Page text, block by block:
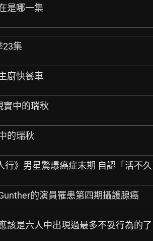
是哪一集
23集
廚快餐車
實中的瑞秋
的瑞秋
行》男星驚爆癌症末期 自認「活不
的演員罹患第四期攝護腺癌
該是六人中出現過最多不妥行為的了